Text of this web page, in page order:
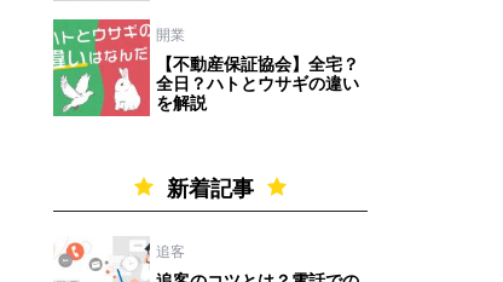
開業
【不動産保証協会】全宅？
全日？ハトとウサギの違い
を解説
新着記事
追客